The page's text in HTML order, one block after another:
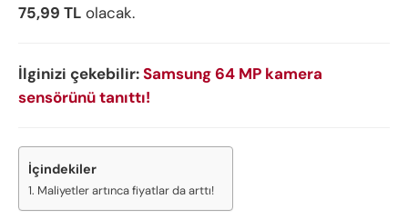
75,99 TL olacak.
İlginizi çekebilir:Samsung 64 MP kamera
sensörünü tanıttı!
İçindekiler
Maliyetler artınca fiyatlar da arttı!